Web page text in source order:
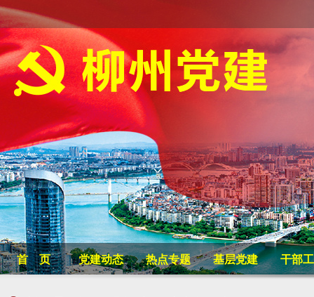
首 页 党建动态 热点专题 基层党建 干部